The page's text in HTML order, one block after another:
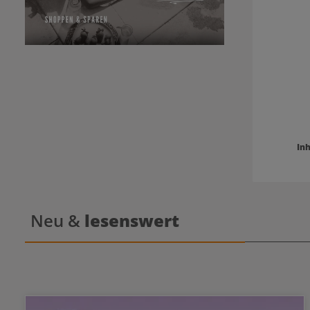
Neu & lesenswert